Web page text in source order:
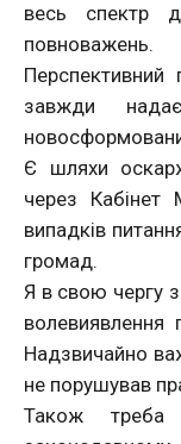
весь спектр
повноважень.
Перспективний
завжди
Є шляхи
через Кабінет
випадків
громад.
Я в свою чергу
Надзвичайно
не порушував
Також